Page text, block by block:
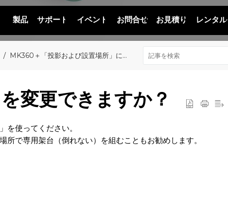
製品 サポート イベント お問合せ お見積り レンタル
MK360＋「投影および設置場所」について
変更できますか？
を使ってください。
所で専用架台（倒れない）を組むこともお勧めします。